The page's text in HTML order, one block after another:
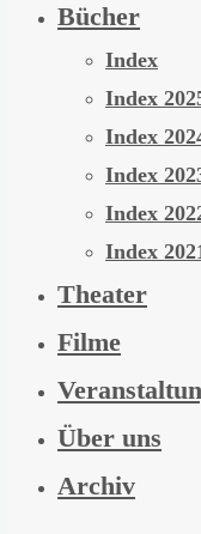
Bücher
Index
Index
Index
Index
Index
Index
Theater
Filme
Über uns
Archiv